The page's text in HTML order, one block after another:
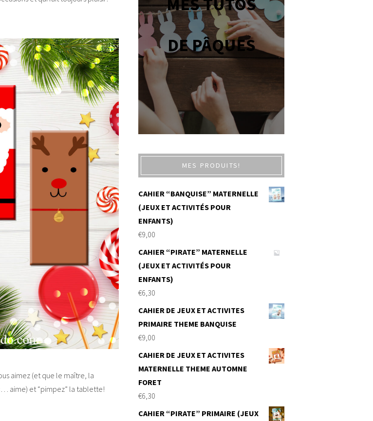
aimez (et que le maître, la
aime) et “pimpez” la tablette!
DE PÂQUES
MES PRODUITS!
CAHIER “BANQUISE” MATERNELLE
(JEUX ET ACTIVITÉS POUR
ENFANTS)
€9,00
CAHIER “PIRATE” MATERNELLE
(JEUX ET ACTIVITÉS POUR
ENFANTS)
€6,30
CAHIER DE JEUX ET ACTIVITES
PRIMAIRE THEME BANQUISE
€9,00
CAHIER DE JEUX ET ACTIVITES
MATERNELLE THEME AUTOMNE
FORET
€6,30
CAHIER “PIRATE” PRIMAIRE (JEUX